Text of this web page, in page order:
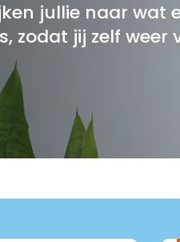
jullie naar wat
zodat jij zelf weer